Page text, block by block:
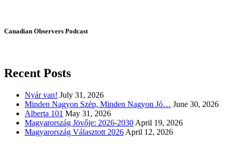
Canadian Observers Podcast
Recent Posts
Nyár van! July 31, 2026
Minden Nagyon Szép, Minden Nagyon Jó… June 30, 2026
Alberta 101 May 31, 2026
Magyarország Jövője: 2026-2030 April 19, 2026
Magyarország Választott 2026 April 12, 2026